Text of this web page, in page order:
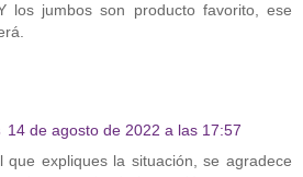
los jumbos son producto favorito, ese
14 de agosto de 2022 a las 17:57
que expliques la situación, se agradece